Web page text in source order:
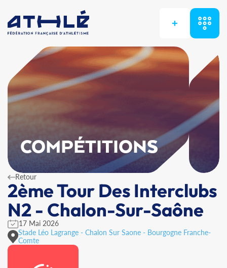
+
COMPÉTITIONS
Retour
2ème Tour Des Interclubs
N2 - Chalon-Sur-Saône
17 Mai 2026
Stade Léo Lagrange - Chalon Sur Saone - Bourgogne Franche-
Comte